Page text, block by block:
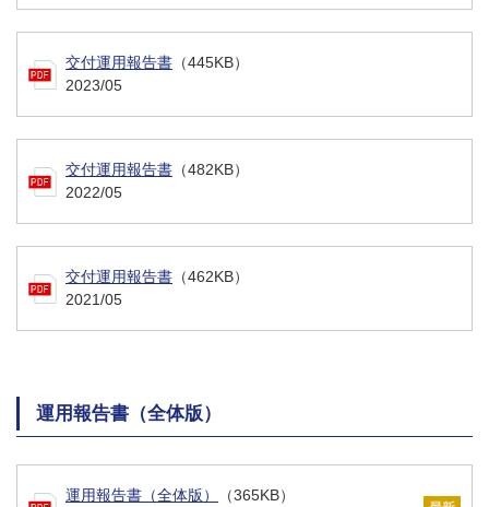
交付運用報告書 （445KB）
2023/05
交付運用報告書 （482KB）
2022/05
交付運用報告書 （462KB）
2021/05
運用報告書（全体版）
運用報告書（全体版）
（365KB）